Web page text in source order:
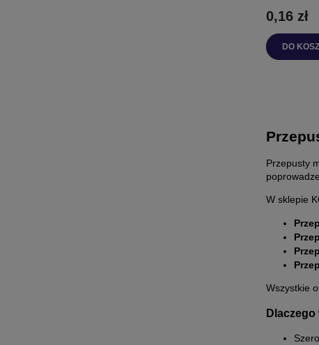
0,16 zł
DO
Przepusty
W sklepie
Wszystkie